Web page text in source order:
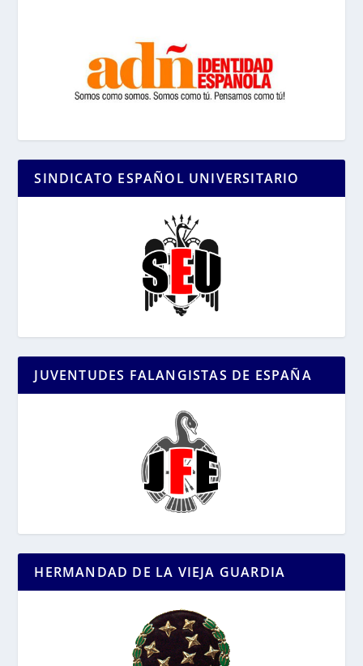
SINDICATO ESPAÑOL UNIVERSITARIO
JUVENTUDES FALANGISTAS DE ESPAÑA
HERMANDAD DE LA VIEJA GUARDIA